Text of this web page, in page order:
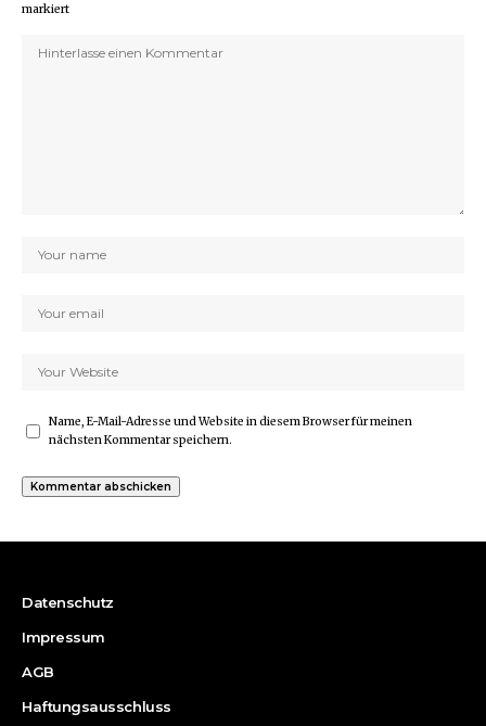
markiert
Name, E-Mail-Adresse und Website in diesem Browser für meinen
nächsten Kommentar speichern.
Datenschutz
Impressum
AGB
Haftungsausschluss